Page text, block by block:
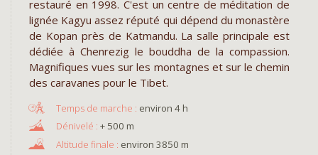
restauré en 1998. C'est un centre de méditation de
lignée Kagyu assez réputé qui dépend du monastère
de Kopan près de Katmandu. La salle principale est
dédiée à Chenrezig le bouddha de la compassion.
Magnifiques vues sur les montagnes et sur le chemin
des caravanes pour le Tibet.
environ 4 h
+ 500 m
environ 3850 m